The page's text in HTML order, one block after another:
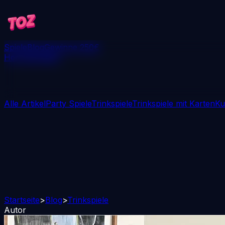
SpieleBlogGewinne 250€
Herunterladen
Alle ArtikelParty SpieleTrinkspieleTrinkspiele mit Karten
Startseite>Blog>Trinkspiele
Autor